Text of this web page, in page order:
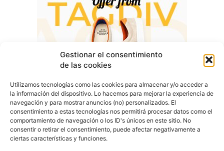
Gestionar el consentimiento
de las cookies
Utilizamos tecnologías como las cookies para almacenar y/o acceder a
la información del dispositivo. Lo hacemos para mejorar la experiencia de
navegación y para mostrar anuncios (no) personalizados. El
consentimiento a estas tecnologías nos permitirá procesar datos como el
comportamiento de navegación o los ID's únicos en este sitio. No
consentir o retirar el consentimiento, puede afectar negativamente a
ciertas características y funciones.